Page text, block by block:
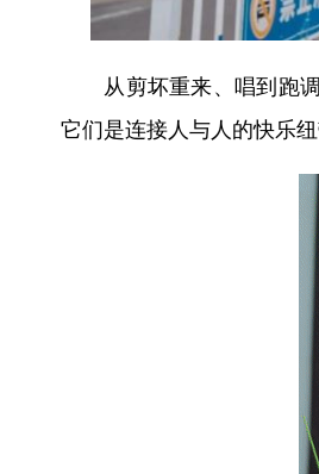
从剪坏重来、唱到跑调
它们是连接人与人的快乐